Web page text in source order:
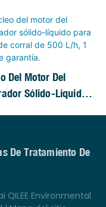
Del Motor Del
Sólido-Líquido
De Tratamiento De
Environmental